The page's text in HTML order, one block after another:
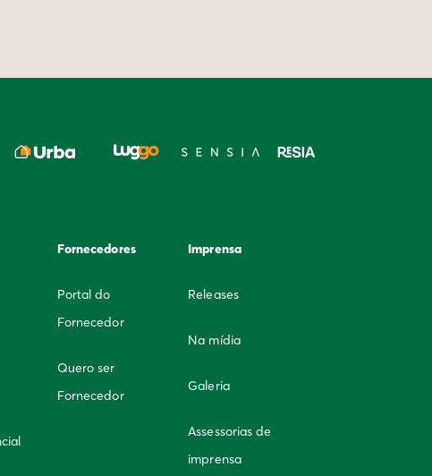
Fornecedores
Portal do
Fornecedor
Quero ser
Fornecedor
Imprensa
Releases
Na mídia
Galeria
Assessorias de
imprensa